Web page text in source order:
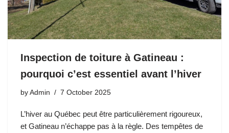
Inspection de toiture à Gatineau :
pourquoi c’est essentiel avant l’hiver
by Admin 7 October 2025
L’hiver au Québec peut être particulièrement rigoureux,
et Gatineau n’échappe pas à la règle. Des tempêtes de